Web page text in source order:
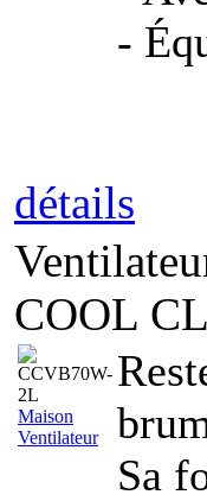
-
détails
COOL
Maison
Ventilateur
Sa